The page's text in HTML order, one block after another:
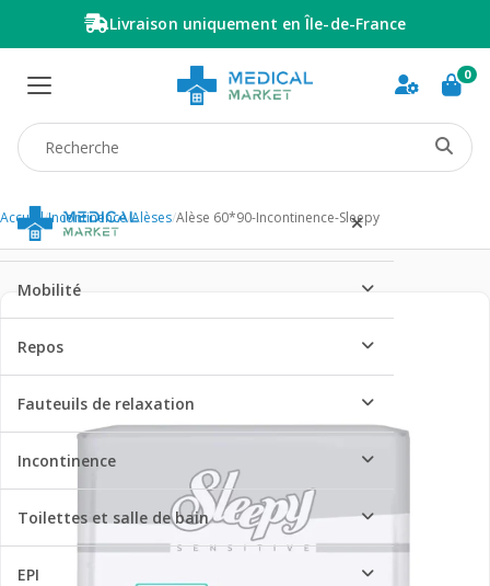
Livraison uniquement en Île-de-France
Recherche produit
0
Mobilité
Repos
Fauteuils de relaxation
Incontinence
Toilettes et salle de bain
EPI
Accueil/Incontinence/Alèses/Alèse 60*90-Incontinence-Sleepy